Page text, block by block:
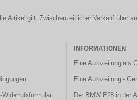
Artikel gilt: Zwischenzeitlicher Verkauf über
INFORMATIONEN
Eine Autozeitung als
Eine Autozeitung -
Der BMW E28 in der